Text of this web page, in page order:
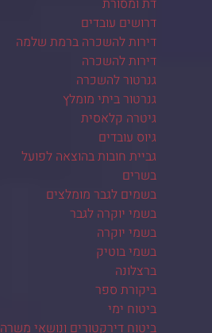
דת ומסורת
דרושים עובדים
דירות להשכרה ברמת שלמה
דירות להשכרה
גנרטור להשכרה
גנרטור ביתי מומלץ
גיטרה קלאסית
גיוס עובדים
גביית חובות בהוצאה לפועל
בשרים
בשמים לגבר מומלצים
בשמי יוקרה לגבר
בשמי יוקרה
בשמי בוטיק
ברצלונה
ביקורת ספר
ביטוח ימי
ביטוח דירקטורים ונושאי משרה